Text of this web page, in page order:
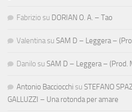
Fabrizio su DORIAN O. A. – Tao
Valentina su SAM D – Leggera –
Danilo su SAM D – Leggera – (Prod.
Antonio Bacciocchi su STEFANO
GALLUZZI – Una rotonda per amare